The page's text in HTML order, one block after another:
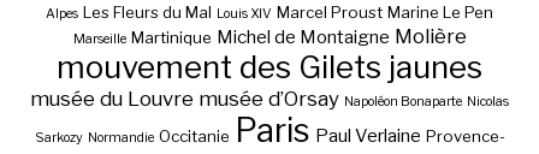
Alpes Les Fleurs du Mal Louis XIV Marcel Proust Marine Le Pen
Marseille Martinique Michel de Montaigne Molière
mouvement des Gilets jaunes
musée du Louvre musée d’Orsay Napoléon Bonaparte Nicolas
Sarkozy Normandie Occitanie Paris Paul Verlaine Provence-